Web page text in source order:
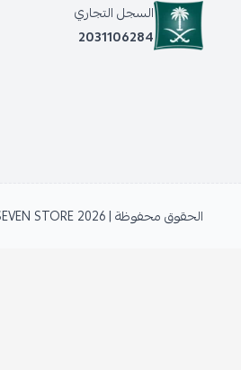
السجل التجاري
2031106284
الحقوق محفوظة | 2026 STORE